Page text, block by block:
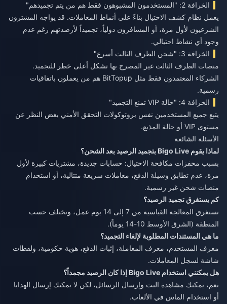
الخرافة 2: "المستخدمون المشبوهون فقط هم من يتم تجميدهم"
يعمل نظام كشف الاحتيال بناءً على أنماط المعاملات. قد يواجه المشترون
الشرعيون لأول مرة، أو المسافرون دولياً، تجميداً لأرصدتهم رغم عدم
وجود أي نشاط احتيالي.
الخرافة 3: "شحن الطرف الثالث أسرع"
منصات الطرف الثالث غير المصرح بها تشكل أعلى خطر للتجميد.
الشركاء المعتمدون فقط مثل BitTopup هم من يعملون باتفاقيات
رسمية.
الخرافة 4: "حالة VIP تمنع التجميد"
يتبع جميع المستخدمين نفس بروتوكولات التحقق الأمني بغض النظر عن
مستوى VIP أو حالة المذيع.
الأسئلة الشائعة
لماذا يقوم Bigo Live بتجميد الرصيد بعد الشحن؟
بسبب محفزات مكافحة الاحتيال: حسابات جديدة، مشتريات كبيرة لأول
مرة، عدم تطابق وسيلة الدفع، معاملات سريعة متتالية، أو استخدام
منصات شحن غير رسمية.
كم يستغرق تجميد الرصيد؟
تستغرق المعالجة القياسية من 7 إلى 14 يوم عمل، وتختلف حسب
المنطقة (الشرق الأوسط 10-14 يوماً).
ما هي المستندات المطلوبة لإلغاء التجميد؟
معرف المستخدم، معرف المعاملة، إثبات الدفع، هوية حكومية، ولقطات
شاشة لسجل المعاملات.
هل يمكنني استخدام Bigo Live إذا كان الرصيد مجمداً؟
نعم، يمكنك مشاهدة البث وإرسال الرسائل، لكن لا يمكنك إرسال الهدايا
أو استخدام الماس في الألعاب.